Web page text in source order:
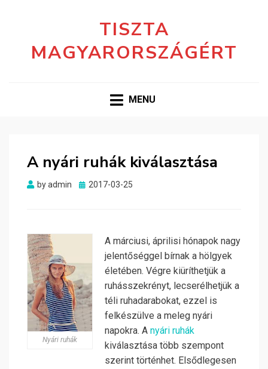
TISZTA
MAGYARORSZÁGÉRT
MENU
A nyári ruhák kiválasztása
byadmin
Posted
2017-03-25
Nyári ruhák
A márciusi, áprilisi hónapok nagy
jelentőséggel bírnak a hölgyek
életében. Végre kiüríthetjük a
ruhásszekrényt, lecserélhetjük a
téli ruhadarabokat, ezzel is
felkészülve a meleg nyári
napokra. A nyári ruhák
kiválasztása több szempont
szerint történhet. Elsődlegesen